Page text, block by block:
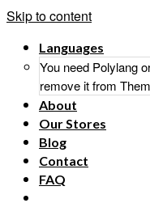
Skip to content
Languages
You need Polylang
remove it from
About
Our Stores
Blog
Contact
FAQ